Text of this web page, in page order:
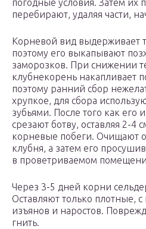
погодные условия. Затем их
перебирают, удаляя части,
Корневой вид выдерживает
поэтому его выкапывают
заморозков. При снижении
клубнекорень накапливает
поэтому ранний сбор
хрупкое, для сбора
зубьями. После того как его
срезают ботву, оставляя 2-4
корневые побеги. Очищают
клубня, а затем его
в проветриваемом
Через 3-5 дней корни
Оставляют только плотные,
изъянов и наростов.
гнить.